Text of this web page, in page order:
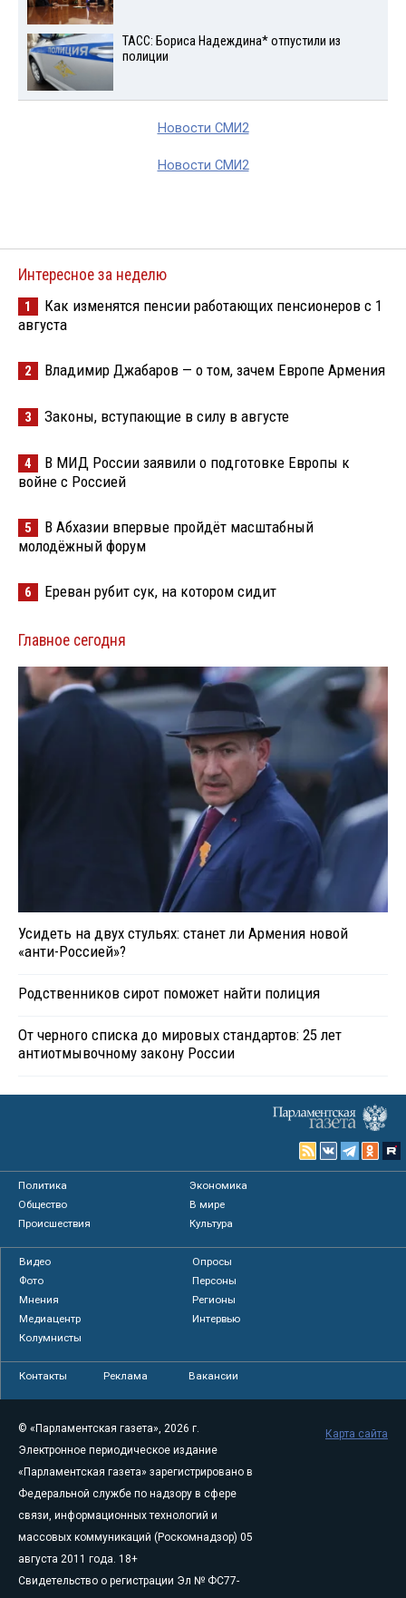
ТАСС: Бориса Надеждина* отпустили из
полиции
Новости СМИ2
Новости СМИ2
Интересное за неделю
1
Как изменятся пенсии работающих пенсионеров с 1
августа
2 Владимир Джабаров — о том, зачем Европе Армения
3 Законы, вступающие в силу в августе
4
В МИД России заявили о подготовке Европы к
войне с Россией
5
В Абхазии впервые пройдёт масштабный
молодёжный форум
6 Ереван рубит сук, на котором сидит
Главное сегодня
Усидеть на двух стульях: станет ли Армения новой
«анти-Россией»?
Родственников сирот поможет найти полиция
От черного списка до мировых стандартов: 25 лет
антиотмывочному закону России
Политика
Экономика
Общество
В мире
Происшествия
Культура
Видео
Опросы
Фото
Персоны
Мнения
Регионы
Медиацентр
Интервью
Колумнисты
Контакты Реклама Вакансии
© «Парламентская газета», 2026 г.
Электронное периодическое издание
«Парламентская газета» зарегистрировано в
Федеральной службе по надзору в сфере
связи, информационных технологий и
массовых коммуникаций (Роскомнадзор) 05
августа 2011 года. 18+
Свидетельство о регистрации Эл № ФС77-
Карта сайта